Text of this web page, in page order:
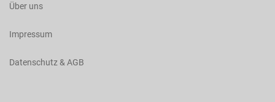
Über uns
Impressum
Datenschutz & AGB